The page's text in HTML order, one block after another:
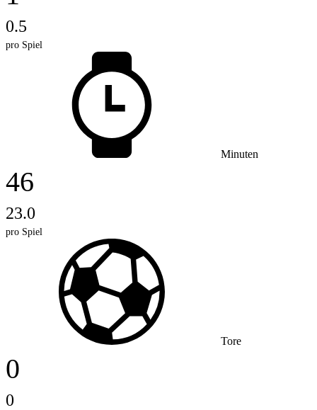
0.5
pro Spiel
Minuten
46
23.0
pro Spiel
Tore
0
0